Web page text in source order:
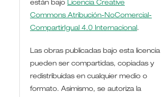
están bajoLicencia Creative
Commons Atribución-NoComercial-
CompartirIgual 4.0 Internacional.
Las obras publicadas bajo esta licencia
pueden ser compartidas, copiadas y
redistribuidas en cualquier medio o
formato. Asimismo, se autoriza la